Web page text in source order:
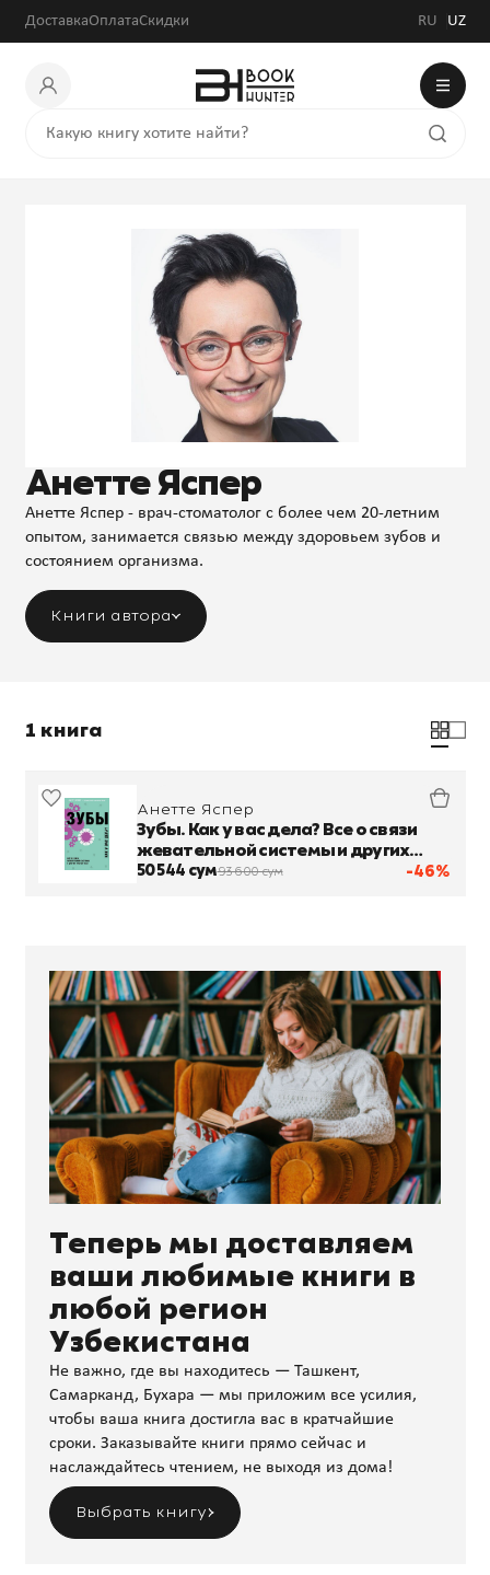
ДоставкаОплатаСкидки RU UZ
Анетте Яспер
Анетте Яспер - врач-стоматолог с более чем 20-летним
опытом, занимается связью между здоровьем зубов и
состоянием организма.
Книги автора
1 книга
-46%
Анетте Яспер
Зубы. Как у вас дела? Все о связи
жевательной системы и других
частей тела
50 544 сум93 600 сум
Теперь мы доставляем
ваши любимые книги в
любой регион
Узбекистана
Не важно, где вы находитесь — Ташкент,
Самарканд, Бухара — мы приложим все усилия,
чтобы ваша книга достигла вас в кратчайшие
сроки. Заказывайте книги прямо сейчас и
наслаждайтесь чтением, не выходя из дома!
Выбрать книгу